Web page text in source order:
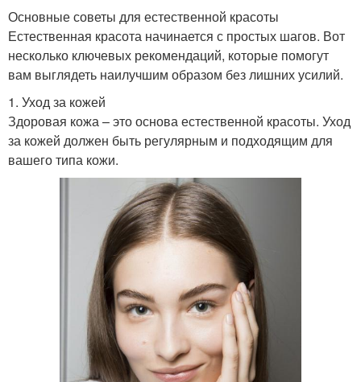
Основные советы для естественной красоты
Естественная красота начинается с простых шагов. Вот
несколько ключевых рекомендаций, которые помогут
вам выглядеть наилучшим образом без лишних усилий.
1. Уход за кожей
Здоровая кожа – это основа естественной красоты. Уход
за кожей должен быть регулярным и подходящим для
вашего типа кожи.